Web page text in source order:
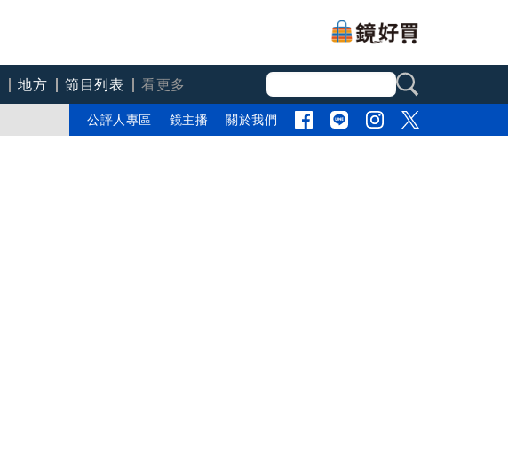
地方 節目列表
看更多
公評人專區 鏡主播 關於我們